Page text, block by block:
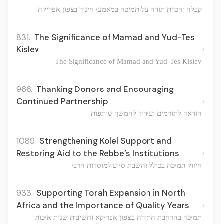
קבלה והכרת תודה על תמיכה במאמצי חינוך בצפון אפריקה
831. The Significance of Mamad and Yud-Tes
Kislev
The Significance of Mamad and Yud-Tes Kislev
›
966. Thanking Donors and Encouraging
Continued Partnership
הודאה לתורמים ועידוד להמשך שותפות
›
1089. Strengthening Kolel Support and
Restoring Aid to the Rebbe’s Institutions
חיזוק תמיכה בכולל והשבת סיוע למוסדות הרבי
›
933. Supporting Torah Expansion in North
Africa and the Importance of Quality Years
תמיכה בהרחבת התורה בצפון אפריקא וחשיבות שנות איכות
›